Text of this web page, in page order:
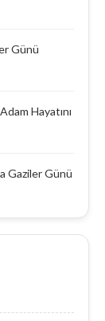
Günü
Hayatını
Gaziler Günü